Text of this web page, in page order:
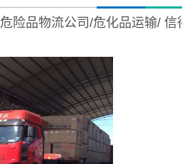
危险品物流公司/危化品运输/ 信